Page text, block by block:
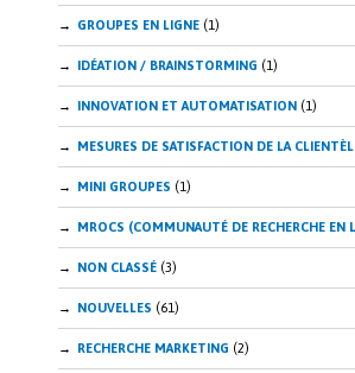
GROUPES EN LIGNE (1)
IDÉATION / BRAINSTORMING (1)
INNOVATION ET AUTOMATISATION (1)
MESURES DE SATISFACTION DE LA
MINI GROUPES (1)
MROCS (COMMUNAUTÉ DE RECHERCHE EN
NON CLASSÉ (3)
NOUVELLES (61)
RECHERCHE MARKETING (2)